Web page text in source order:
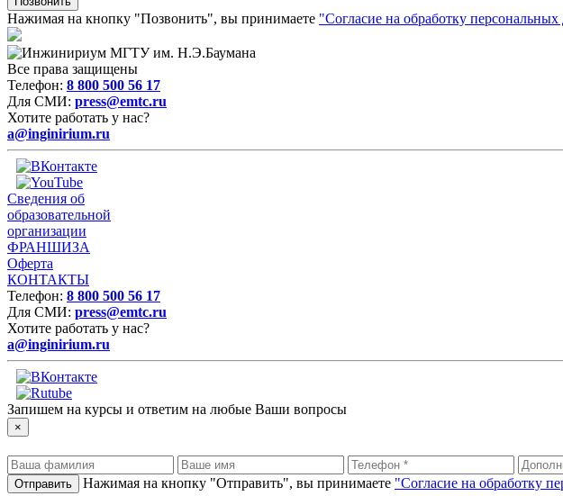
Нажимая на кнопку "Позвонить", вы принимаете "Согласие на обработку
Все права защищены
Телефон: 8 800 500 56 17
Для СМИ: press@emtc.ru
Хотите работать у нас?
a@inginirium.ru
Сведения об
образовательной
организации
ФРАНШИЗА
Оферта
КОНТАКТЫ
Телефон: 8 800 500 56 17
Для СМИ: press@emtc.ru
Хотите работать у нас?
a@inginirium.ru
Запишем на курсы и ответим на любые Ваши вопросы
×
Нажимая на кнопку "Отправить", вы принимаете "Согласие на обработку